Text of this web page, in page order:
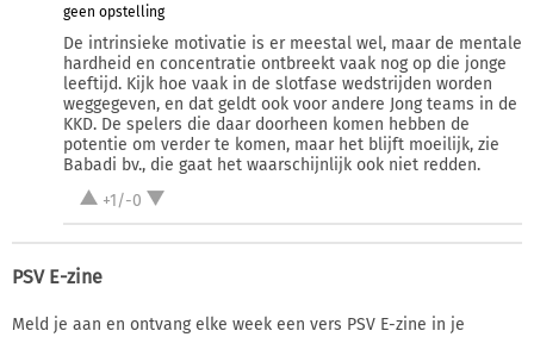
geen opstelling
De intrinsieke motivatie is er meestal wel, maar de mentale
hardheid en concentratie ontbreekt vaak nog op die jonge
leeftijd. Kijk hoe vaak in de slotfase wedstrijden worden
weggegeven, en dat geldt ook voor andere Jong teams in de
KKD. De spelers die daar doorheen komen hebben de
potentie om verder te komen, maar het blijft moeilijk, zie
Babadi bv., die gaat het waarschijnlijk ook niet redden.
+1/-0
PSV E-zine
Meld je aan en ontvang elke week een vers PSV E-zine in je